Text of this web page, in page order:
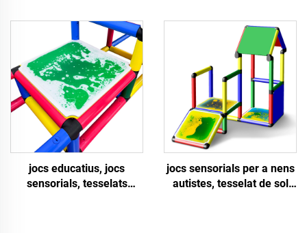
per terra educativa per a
infants, jocs sensorials per
a nens autistes
d'escaliès líquid educatiu,
jocs sensorials per a nens
autistes
jocs educatius, jocs
sensorials, tesselats
jocs sensorials per a nens
autistes, tesselat de sol